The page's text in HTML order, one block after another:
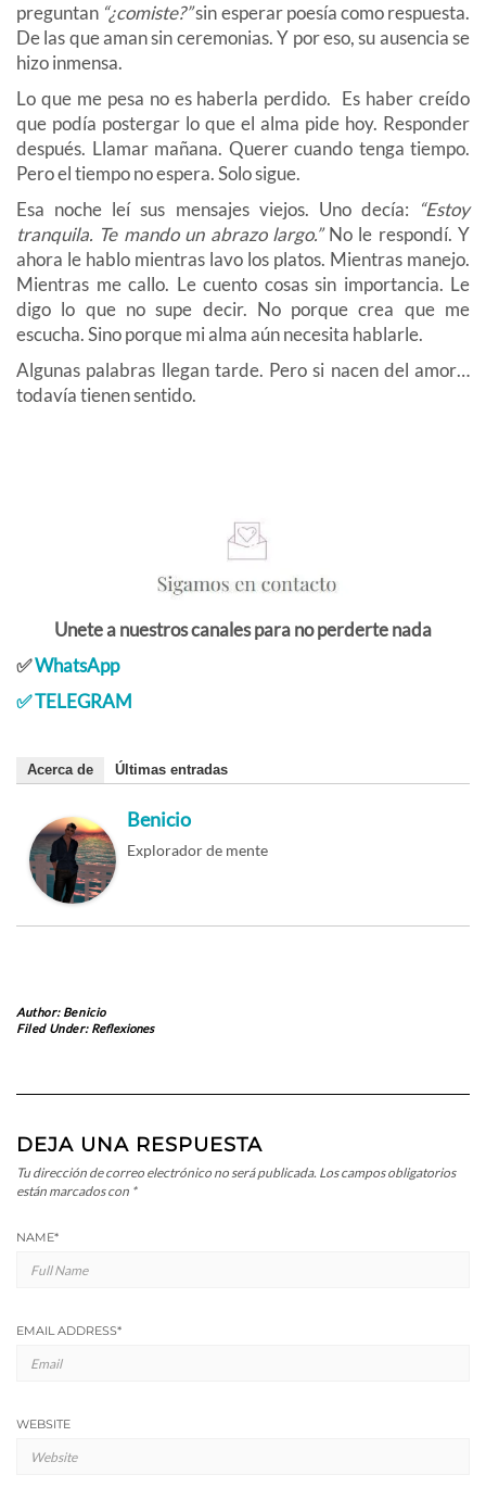
preguntan “¿comiste?”sin esperar poesía como respuesta.
De las que aman sin ceremonias. Y por eso, su ausencia se
hizo inmensa.
Lo que me pesa no es haberla perdido. Es haber creído
que podía postergar lo que el alma pide hoy. Responder
después. Llamar mañana. Querer cuando tenga tiempo.
Pero el tiempo no espera. Solo sigue.
Esa noche leí sus mensajes viejos. Uno decía:
“Estoy
tranquila. Te mando un abrazo largo.”No le respondí. Y
ahora le hablo mientras lavo los platos. Mientras manejo.
Mientras me callo. Le cuento cosas sin importancia. Le
digo lo que no supe decir. No porque crea que me
escucha. Sino porque mi alma aún necesita hablarle.
Algunas palabras llegan tarde. Pero si nacen del amor…
todavía tienen sentido.
Unete a nuestros canales para no perderte nada
✅WhatsApp
✅TELEGRAM
Acerca de Últimas entradas
Benicio
Explorador de mente
Author: Benicio
Filed Under: Reflexiones
DEJA UNA RESPUESTA
Tu dirección de correo electrónico no será publicada. Los campos obligatorios
están marcados con *
NAME*
EMAIL ADDRESS*
WEBSITE